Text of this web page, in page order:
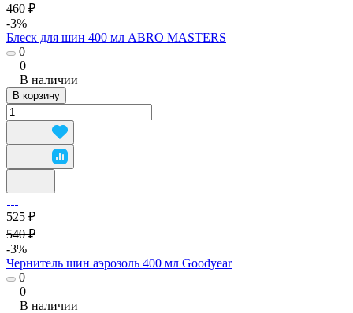
460 ₽
-3%
Блеск для шин 400 мл ABRO MASTERS
0
0
В наличии
В корзину
525 ₽
540 ₽
-3%
Чернитель шин аэрозоль 400 мл Goodyear
0
0
В наличии